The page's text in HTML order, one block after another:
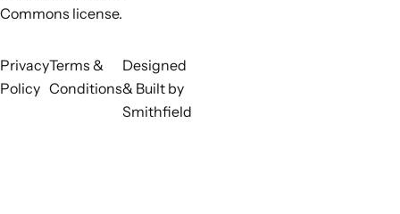
Commons license.
Privacy
Policy
Terms &
Conditions
Designed
& Built by
Smithfield